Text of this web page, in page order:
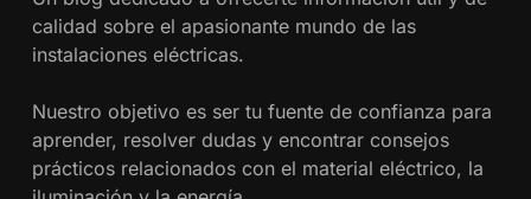
18
instalación eléctrica en casa.
INSTALACIONES ELÉCTRICAS
calidad sobre el apasionante mundo de las
instalaciones eléctricas.
Nuestro objetivo es ser tu fuente de confianza para
aprender, resolver dudas y encontrar consejos
prácticos relacionados con el material eléctrico, la